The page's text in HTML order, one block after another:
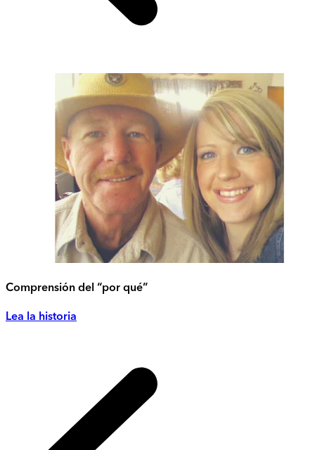
Comprensión del “por qué”
Lea la historia